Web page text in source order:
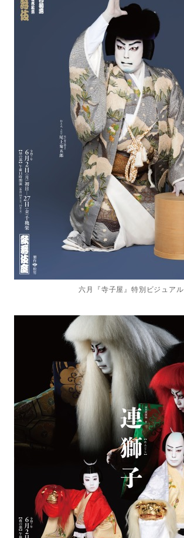
六月『寺子屋』特別ビジュアル